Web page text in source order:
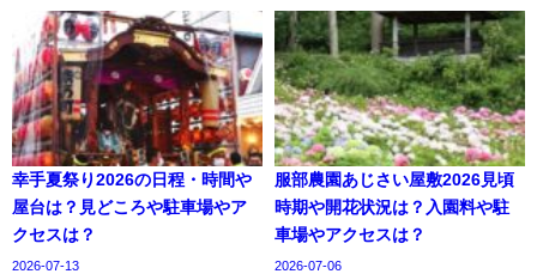
幸手夏祭り2026の日程・時間や
屋台は？見どころや駐車場やア
クセスは？
2026-07-13
服部農園あじさい屋敷2026見頃
時期や開花状況は？入園料や駐
車場やアクセスは？
2026-07-06